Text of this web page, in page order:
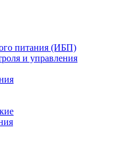
питания (ИБП)
и управления